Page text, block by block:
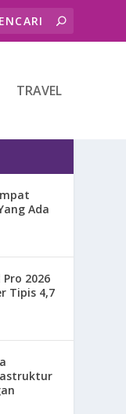
TRAVEL
Ada
2026
Tipis 4,7